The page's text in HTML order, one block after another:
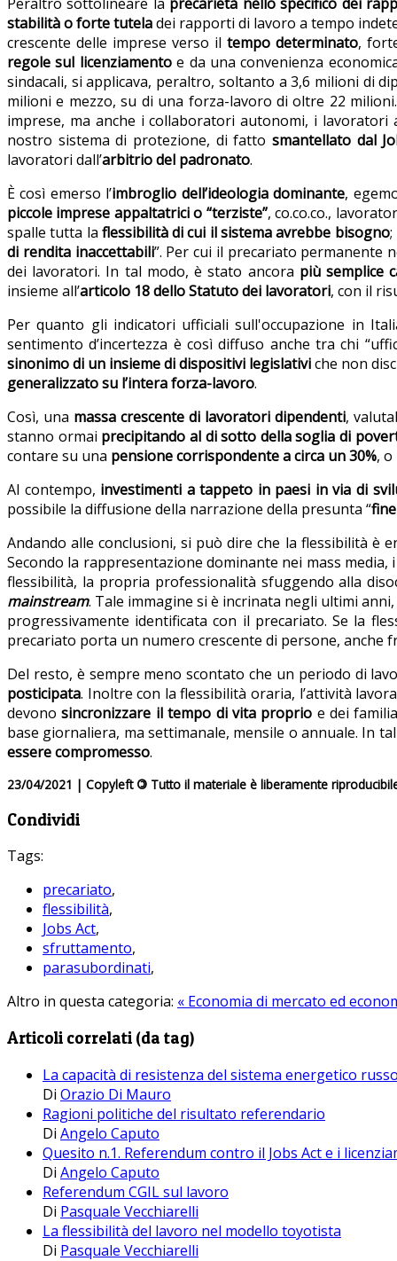
stabilità o forte tuteladei rapporti di lavoro a tempo
crescente delle imprese verso il tempo determinato,
regole sul licenziamentoe da una convenienza
sindacali, si applicava, peraltro, soltanto a 3,6 milioni di
milioni e mezzo, su di una forza-lavoro di oltre 22
imprese, ma anche i collaboratori autonomi, i
nostro sistema di protezione, di fattosmantellato dal
lavoratori dall’arbitrio del padronato.
È così emerso l’imbroglio dell’ideologia dominante,
piccole imprese appaltatrici o “terziste”, co.co.co.,
spalle tutta la flessibilità di cui il sistema avrebbe bisogno;
di rendita inaccettabili”. Per cui il precariato permanente
dei lavoratori. In tal modo, è stato ancora più semplice
insieme all’articolo 18 dello Statuto dei lavoratori, con il
Per quanto gli indicatori ufficiali sull'occupazione in
sentimento d’incertezza è così diffuso anche tra chi
sinonimo di un insieme di dispositivi legislativiche non
generalizzato su l’intera forza-lavoro.
Così, una massa crescente di lavoratori dipendenti,
stanno ormai precipitando al di sotto della soglia di
contare su una pensione corrispondente a circa un 30%,
Al contempo, investimenti a tappeto in paesi in via di
possibile la diffusione della narrazione della presunta “
Andando alle conclusioni, si può dire che la flessibilità è
Secondo la rappresentazione dominante nei mass
flessibilità, la propria professionalità sfuggendo alla
mainstream. Tale immagine si è incrinata negli ultimi
progressivamente identificata con il precariato. Se la
precariato porta un numero crescente di persone,
Del resto, è sempre meno scontato che un periodo di
posticipata. Inoltre con la flessibilità oraria, l’attività
devonosincronizzare il tempo di vita proprio e dei
base giornaliera, ma settimanale, mensile o annuale. In
essere compromesso.
23/04/2021 | Copyleft © Tutto il materiale è liberamente
Condividi
Tags:
precariato,
flessibilità,
Jobs Act,
sfruttamento,
parasubordinati,
Altro in questa categoria: « Economia di mercato ed
Articoli correlati (da tag)
La capacità di resistenza del sistema energetico
Di Orazio Di Mauro
Ragioni politiche del risultato referendario
Di Angelo Caputo
Quesito n.1. Referendum contro il Jobs Act e i
Di Angelo Caputo
Referendum CGIL sul lavoro
Di Pasquale Vecchiarelli
La flessibilità del lavoro nel modello toyotista
Di Pasquale Vecchiarelli